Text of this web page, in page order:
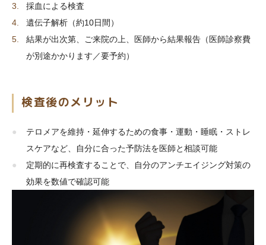
採血による検査
遺伝子解析（約10日間）
結果が出次第、ご来院の上、医師から結果報告（医師診察費
が別途かかります／要予約）
検査後のメリット
テロメアを維持・延伸するための食事・運動・睡眠・ストレ
スケアなど、自分に合った予防法を医師と相談可能
定期的に再検査することで、自分のアンチエイジング対策の
効果を数値で確認可能